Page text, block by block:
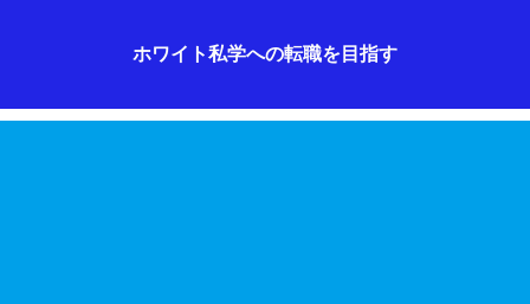
ホワイト私学への転職を目指す